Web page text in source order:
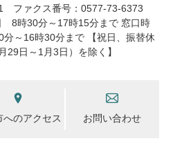
ファクス番号：0577-73-6373
8時30分～17時15分まで 窓口時
～16時30分まで 【祝日、振替休
29日～1月3日）を除く】
へのアクセス お問い合わせ